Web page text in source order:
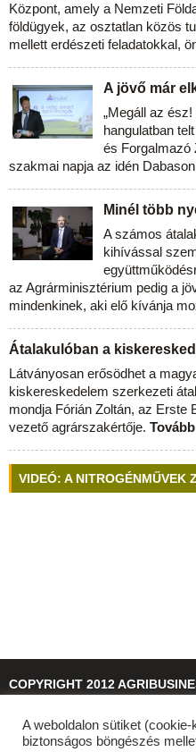
Központ, amely a Nemzeti
földügyek, az osztatlan közös
mellett erdészeti feladatokkal,
A jövő már
„Megáll az
hangulatban
és Forgalmazó
szakmai napja az idén
Minél több
A számos
kihívással
az Agrárminisztérium pedig a
mindenkinek, aki elő kívánja
Átalakulóban a
Látványosan erősödhet a
kiskereskedelem szerkezeti
mondja Fórián Zoltán, az Erste
vezető agrárszakértője.
VIDEÓ: A NITROGÉNMŰVEK
COPYRIGHT 2012
© 2026
A weboldalon sütiket
biztonságos böngészés